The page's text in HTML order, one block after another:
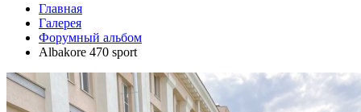
Главная
Галерея
Форумный альбом
Albakore 470 sport